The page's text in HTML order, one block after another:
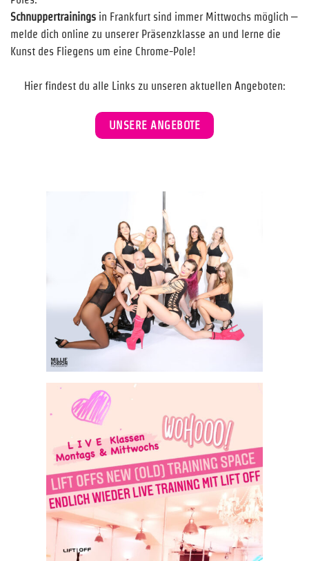
Schnuppertrainings in Frankfurt sind immer Mittwochs möglich –
melde dich online zu unserer Präsenzklasse an und lerne die
Kunst des Fliegens um eine Chrome-Pole!
Hier findest du alle Links zu unseren aktuellen Angeboten:
UNSERE ANGEBOTE